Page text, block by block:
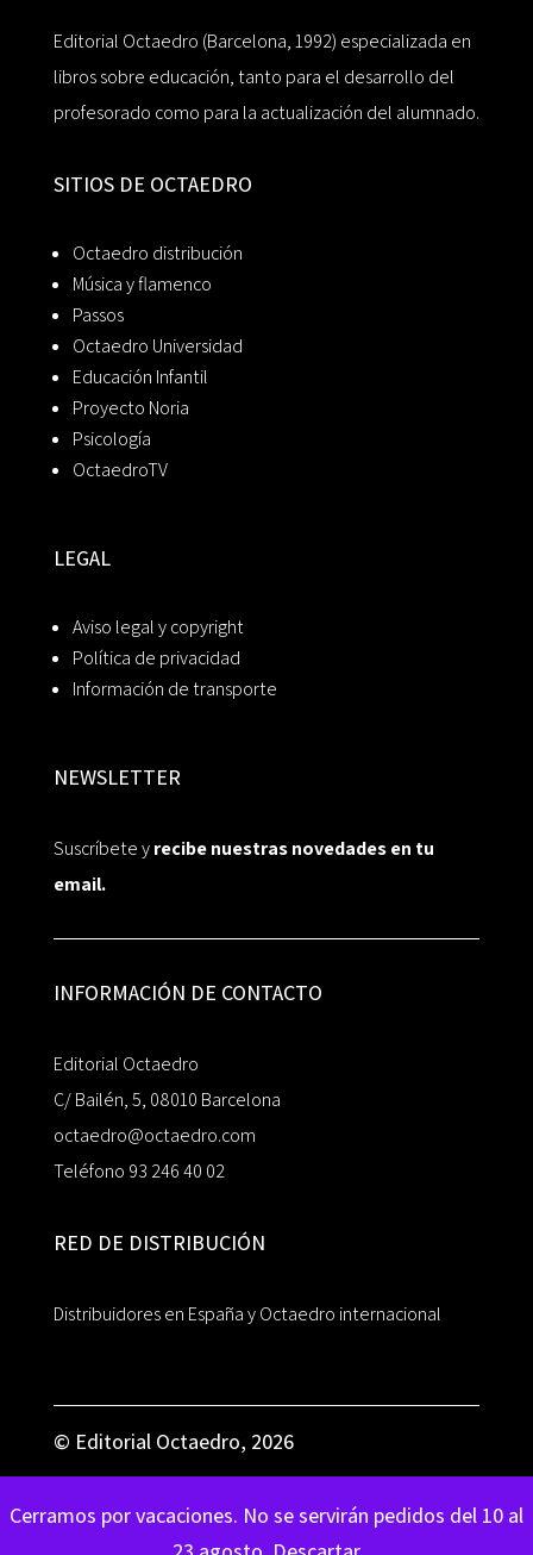
Cerramos por vacaciones. No se servirán pedidos del 10 al
Editorial Octaedro (Barcelona, 1992) especializada en
libros sobre educación, tanto para el desarrollo del
profesorado como para la actualización del alumnado.
SITIOS DE OCTAEDRO
Octaedro distribución
Música y flamenco
Passos
Octaedro Universidad
Educación Infantil
Proyecto Noria
Psicología
OctaedroTV
LEGAL
Aviso legal y copyright
Política de privacidad
Información de transporte
NEWSLETTER
Suscríbete yrecibe nuestras novedades en tu
email.
INFORMACIÓN DE CONTACTO
Editorial Octaedro
C/ Bailén, 5, 08010 Barcelona
octaedro@octaedro.com
Teléfono 93 246 40 02
RED DE DISTRIBUCIÓN
Distribuidores en España y Octaedro internacional
© Editorial Octaedro, 2026